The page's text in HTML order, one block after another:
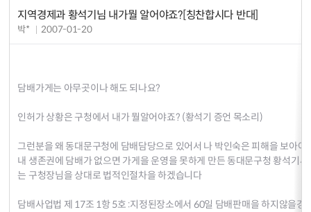
지역경제과 황석기님 내가뭘 알어야죠?[칭찬합시다 반대]
박* 2007-01-20
담배가게는 아무곳이나 해도 되나요?
인허가 상황은 구청에서 내가 뭘알어야죠? (황석기 증언 목소리)
그런분을 왜 동대문구청에 담배담당으로 있어서 나 박인숙은 피해을 보아야
내 생존권에 담배가 없으면 가게을 운영을 못하게 만든 동대문구청 황석기
는 구청장님을 상대로 법적인절차을 하겠습니다
담배사업법 제 17조 1항 5호 :지정된장소에서 60일 담배판매을 하지않을경